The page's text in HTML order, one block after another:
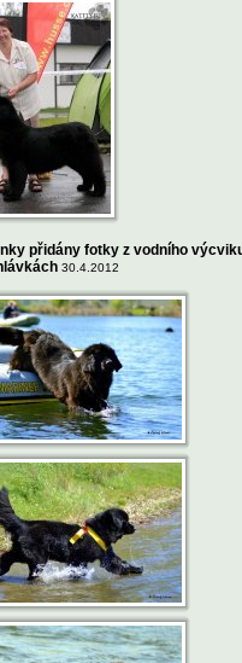
přidány fotky z vodního
30.4.2012